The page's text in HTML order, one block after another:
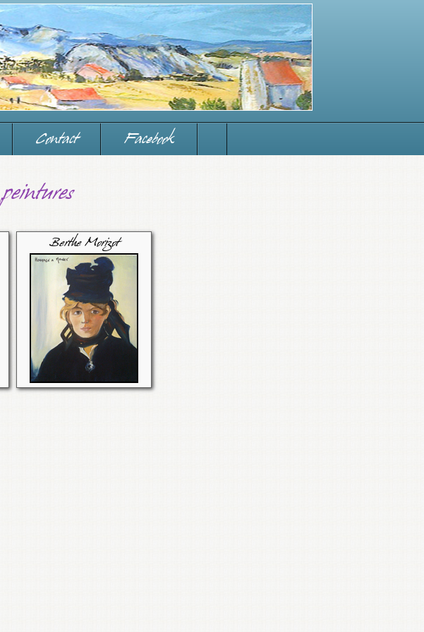
Contact Facebook
Berthe Morizot